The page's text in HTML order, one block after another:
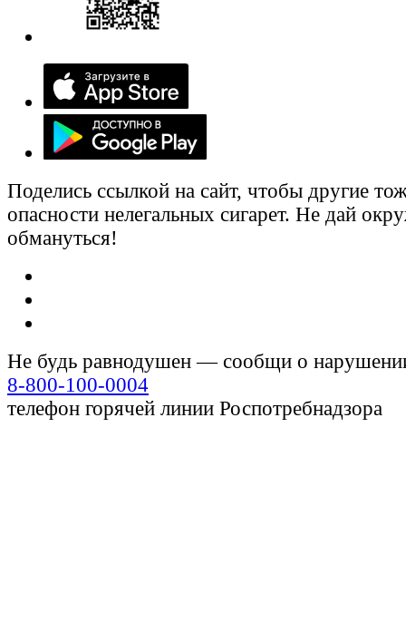
Поделись ссылкой на сайт, чтобы другие
опасности нелегальных сигарет. Не дай
обмануться!
Не будь равнодушен — сообщи о
8-800-100-0004
телефон горячей линии Роспотребнадзора